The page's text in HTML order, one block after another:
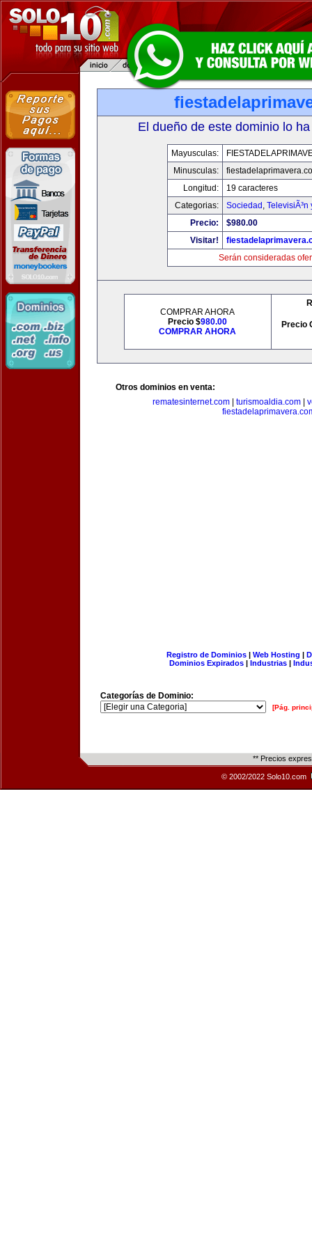
El dueño de este dominio lo
Mayusculas:
Minusculas:
Longitud:
19 caracteres
Categorias:
Sociedad , TelevisiÃ³n
Precio:
$980.00
Visitar!
Serán consideradas
COMPRAR AHORA
Precio $980.00
COMPRAR AHORA
Precio
Otros dominios en venta:
rematesinternet.com| turismoaldia.com|
Registro de Dominios| Web Hosting |
Dominios Expirados | Industrias |
Categorías de Dominio:
[Pág.
** Precios
© 2002/2022 Solo10.com